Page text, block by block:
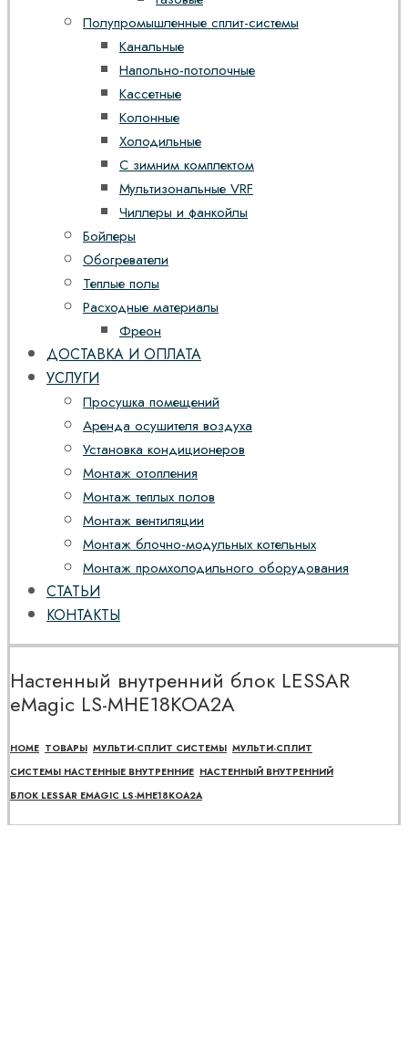
Полупромышленные сплит-системы
Канальные
Напольно-потолочные
Кассетные
Колонные
Холодильные
С зимним комплектом
Мультизональные VRF
Чиллеры и фанкойлы
Бойлеры
Обогреватели
Теплые полы
Расходные материалы
Фреон
ДОСТАВКА И ОПЛАТА
УСЛУГИ
Просушка помещений
Аренда осушителя воздуха
Установка кондиционеров
Монтаж отопления
Монтаж теплых полов
Монтаж вентиляции
Монтаж блочно-модульных котельных
Монтаж промхолодильного оборудования
СТАТЬИ
КОНТАКТЫ
Настенный внутренний блок LESSAR
eMagic LS-MHE18KOA2A
HOME ТОВАРЫ МУЛЬТИ-СПЛИТ СИСТЕМЫ МУЛЬТИ-СПЛИТ
СИСТЕМЫ НАСТЕННЫЕ ВНУТРЕННИЕ НАСТЕННЫЙ ВНУТРЕННИЙ
БЛОК LESSAR EMAGIC LS-MHE18KOA2A